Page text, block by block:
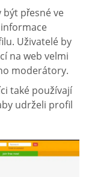
přesné ve
Uživatelé by
na web velmi
moderátory.
také používají
udrželi profil